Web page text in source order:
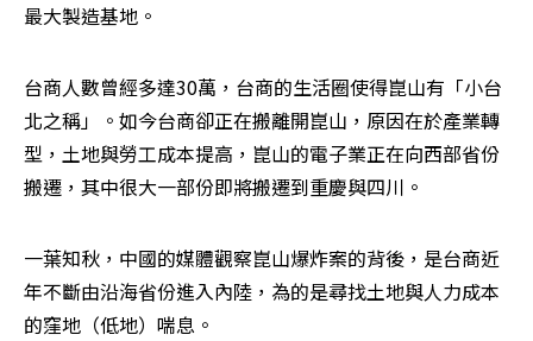
最大製造基地。
台商人數曾經多達30萬，台商的生活圈使得崑山有「小台
北之稱」。如今台商卻正在搬離開崑山，原因在於產業轉
型，土地與勞工成本提高，崑山的電子業正在向西部省份
搬遷，其中很大一部份即將搬遷到重慶與四川。
一葉知秋，中國的媒體觀察崑山爆炸案的背後，是台商近
年不斷由沿海省份進入內陸，為的是尋找土地與人力成本
的窪地（低地）喘息。